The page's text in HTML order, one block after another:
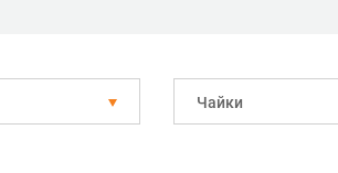
Чайки